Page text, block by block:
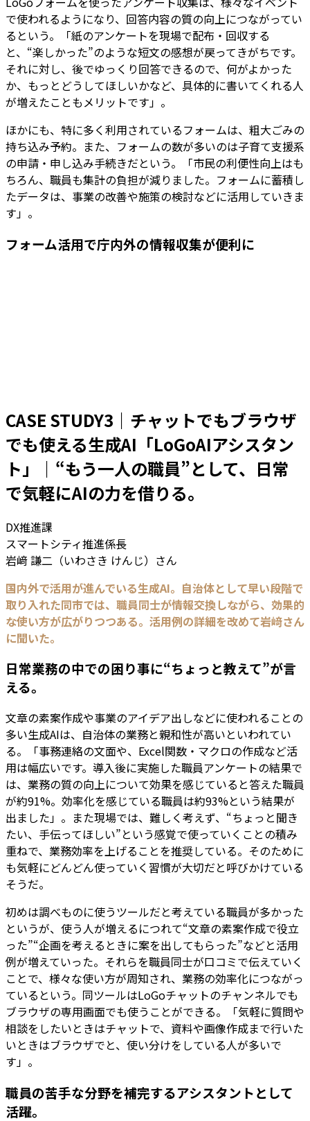
で使われるようになり、回答内容の質の向上につながってい
るという。「紙のアンケートを現場で配布・回収する
と、“楽しかった”のような短文の感想が戻ってきがちです。
それに対し、後でゆっくり回答できるので、何がよかった
か、もっとどうしてほしいかなど、具体的に書いてくれる人
が増えたこともメリットです」。
ほかにも、特に多く利用されているフォームは、粗大ごみの
持ち込み予約。また、フォームの数が多いのは子育て支援系
の申請・申し込み手続きだという。「市民の利便性向上はも
ちろん、職員も集計の負担が減りました。フォームに蓄積し
たデータは、事業の改善や施策の検討などに活用していきま
す」。
フォーム活用で庁内外の情報収集が便利に
CASE STUDY3｜チャットでもブラウザ
でも使える生成AI「LoGoAIアシスタン
ト」｜“もう一人の職員”として、日常
で気軽にAIの力を借りる。
DX推進課
スマートシティ推進係長
岩﨑 謙二（いわさき けんじ）さん
国内外で活用が進んでいる生成AI。自治体として早い段階で
取り入れた同市では、職員同士が情報交換しながら、効果的
な使い方が広がりつつある。活用例の詳細を改めて岩﨑さん
に聞いた。
日常業務の中での困り事に“ちょっと教えて”が言
える。
文章の素案作成や事業のアイデア出しなどに使われることの
多い生成AIは、自治体の業務と親和性が高いといわれてい
る。「事務連絡の文面や、Excel関数・マクロの作成など活
用は幅広いです。導入後に実施した職員アンケートの結果で
は、業務の質の向上について効果を感じていると答えた職員
が約91%。効率化を感じている職員は約93%という結果が
出ました」。また現場では、難しく考えず、“ちょっと聞き
たい、手伝ってほしい”という感覚で使っていくことの積み
重ねで、業務効率を上げることを推奨している。そのために
も気軽にどんどん使っていく習慣が大切だと呼びかけている
そうだ。
初めは調べものに使うツールだと考えている職員が多かった
というが、使う人が増えるにつれて“文章の素案作成で役立
った”“企画を考えるときに案を出してもらった”などと活用
例が増えていった。それらを職員同士が口コミで伝えていく
ことで、様々な使い方が周知され、業務の効率化につながっ
ているという。同ツールはLoGoチャットのチャンネルでも
ブラウザの専用画面でも使うことができる。「気軽に質問や
相談をしたいときはチャットで、資料や画像作成まで行いた
いときはブラウザでと、使い分けをしている人が多いで
す」。
職員の苦手な分野を補完するアシスタントとして
活躍。